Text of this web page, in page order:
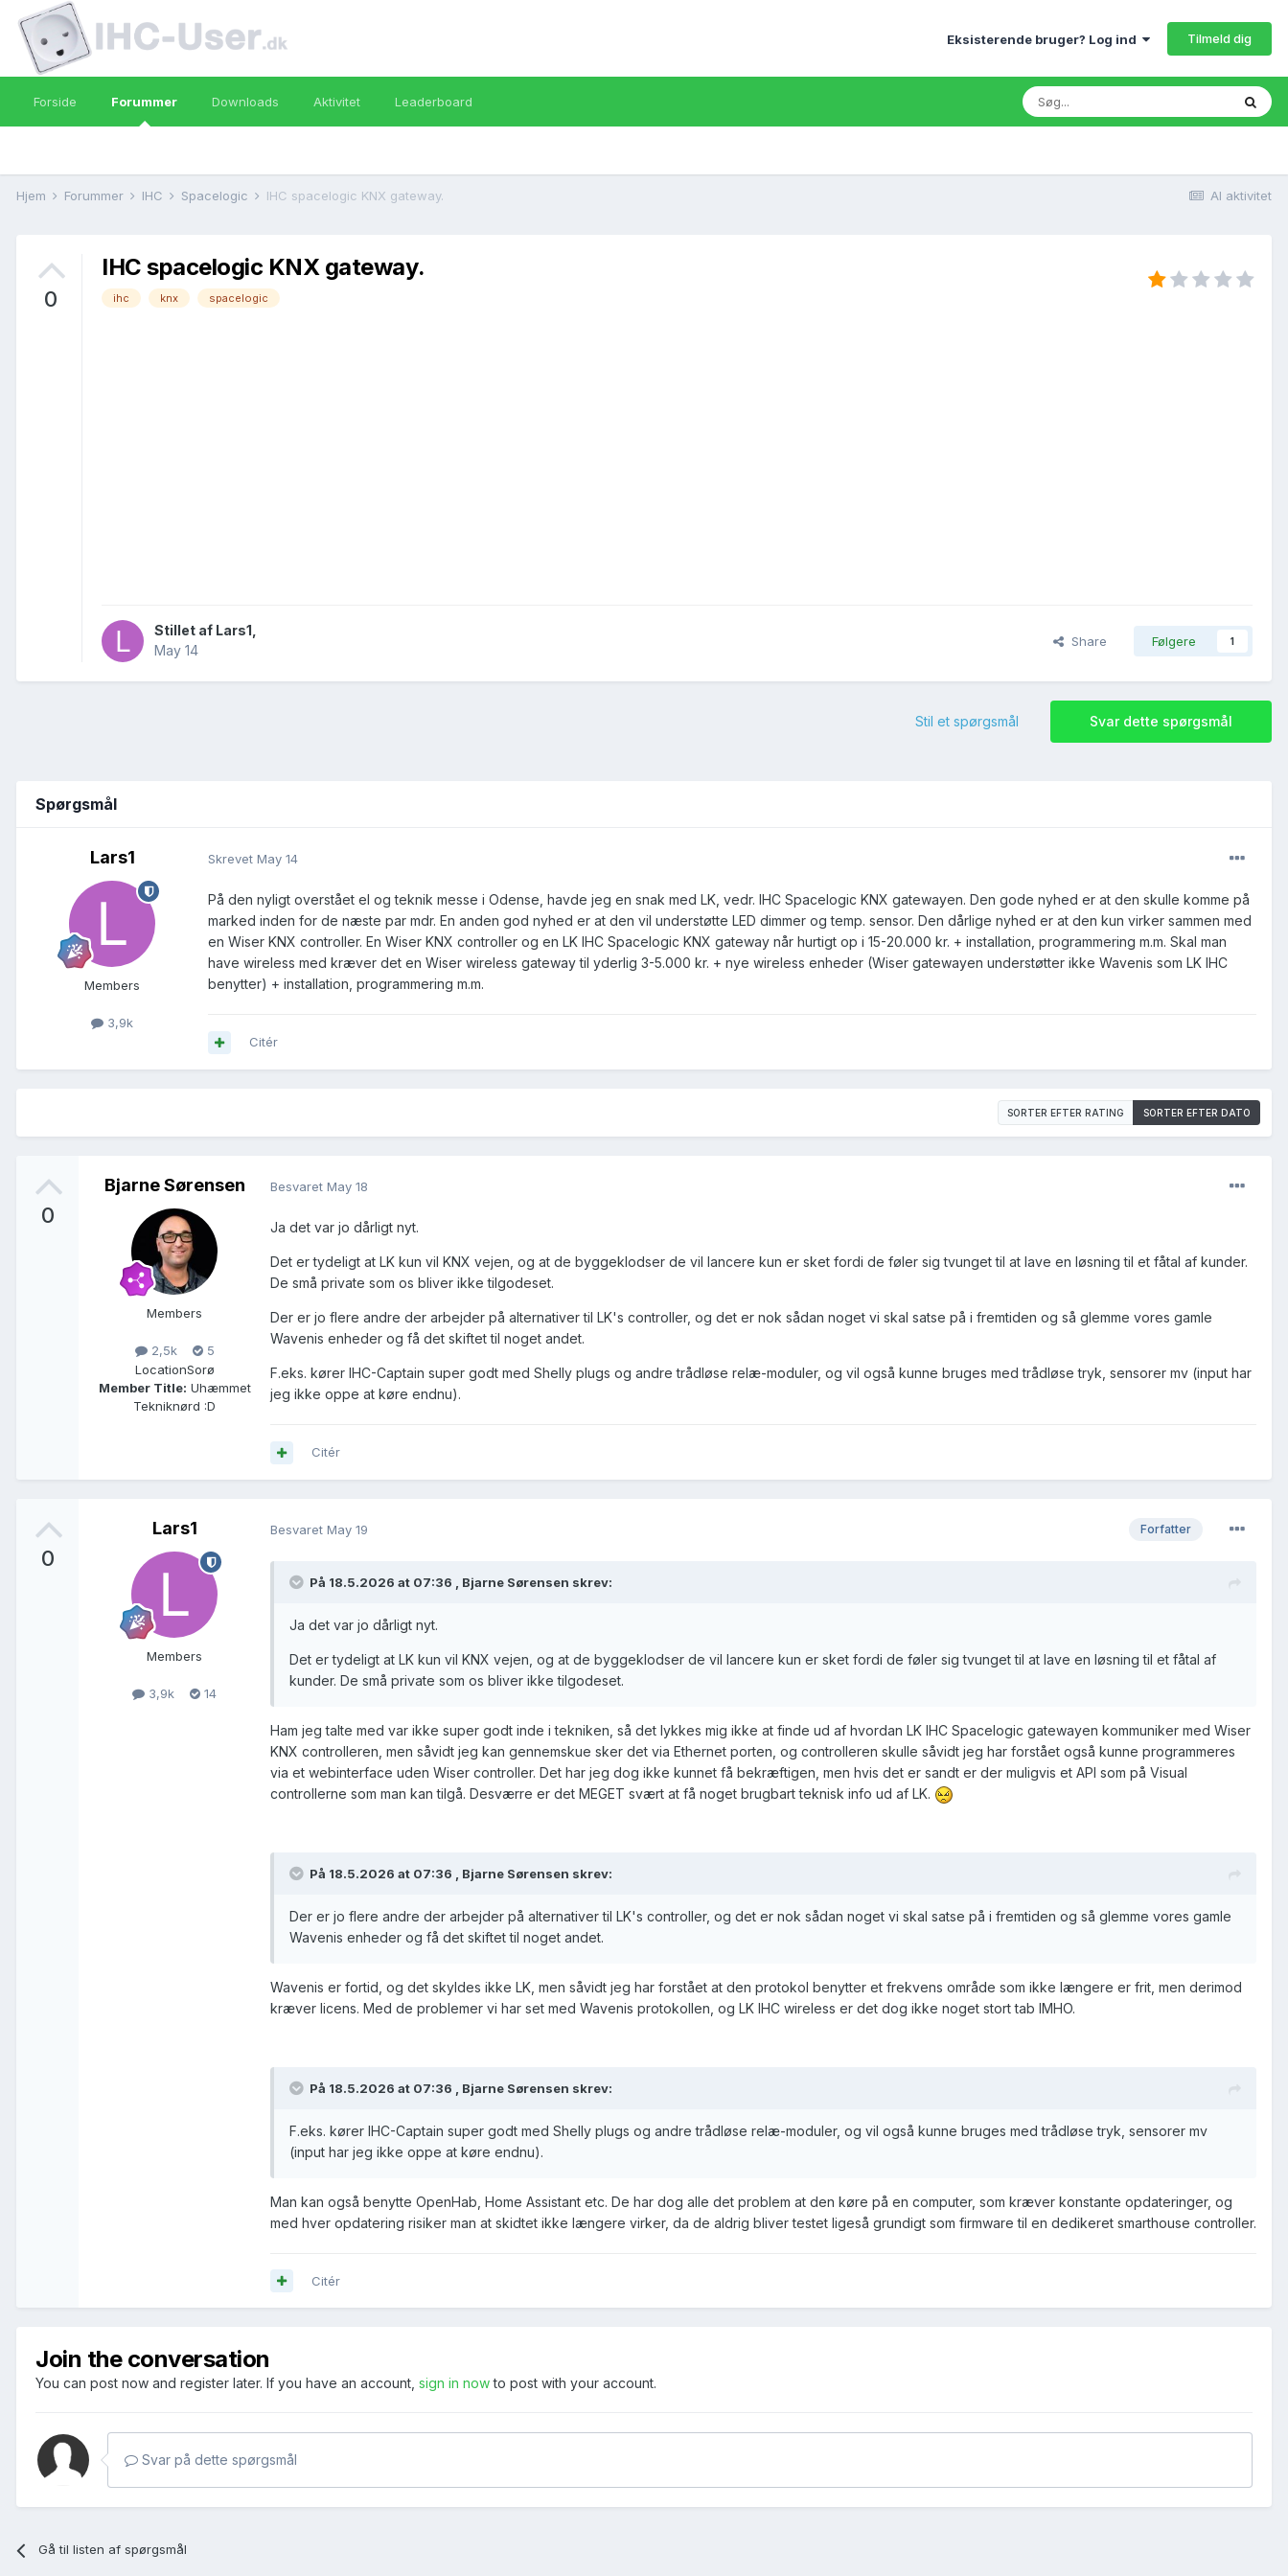
Eksisterende bruger? Log ind Tilmeld dig
Forside Forummer Downloads Aktivitet Leaderboard
Al aktivitet
Hjem Forummer IHC Spacelogic IHC spacelogic KNX gateway.
0
IHC spacelogic KNX gateway.
ihc knx spacelogic
Stillet af Lars1
May 14
Share Følgere 1
Svar dette spørgsmål
Stil et spørgsmål
Spørgsmål
Lars1
Members
3,9k
Skrevet May 14
På den nyligt overstået el og teknik messe i Odense, havde jeg en snak med LK, vedr. IHC Spacelogic KNX gatewayen. Den gode nyhed er at den skulle komme på
marked inden for de næste par mdr. En anden god nyhed er at den vil understøtte LED dimmer og temp. sensor. Den dårlige nyhed er at den kun virker sammen med
en Wiser KNX controller. En Wiser KNX controller og en LK IHC Spacelogic KNX gateway når hurtigt op i 15-20.000 kr. + installation, programmering m.m. Skal man
have wireless med kræver det en Wiser wireless gateway til yderlig 3-5.000 kr. + nye wireless enheder (Wiser gatewayen understøtter ikke Wavenis som LK IHC
benytter) + installation, programmering m.m.
Citér
SORTER EFTER RATING SORTER EFTER DATO
0
Bjarne Sørensen
Members
2,5k
5
LocationSorø
Member Title: Uhæmmet
Tekniknørd :D
Besvaret May 18
Ja det var jo dårligt nyt.
Det er tydeligt at LK kun vil KNX vejen, og at de byggeklodser de vil lancere kun er sket fordi de føler sig tvunget til at lave en løsning til et fåtal af kunder.
De små private som os bliver ikke tilgodeset.
Der er jo flere andre der arbejder på alternativer til LK's controller, og det er nok sådan noget vi skal satse på i fremtiden og så glemme vores gamle
Wavenis enheder og få det skiftet til noget andet.
F.eks. kører IHC-Captain super godt med Shelly plugs og andre trådløse relæ-moduler, og vil også kunne bruges med trådløse tryk, sensorer mv (input har
jeg ikke oppe at køre endnu).
Citér
0
Lars1
Members
3,9k 14
Forfatter
Besvaret May 19
På 18.5.2026 at 07:36 , Bjarne Sørensen skrev:
Ja det var jo dårligt nyt.
Det er tydeligt at LK kun vil KNX vejen, og at de byggeklodser de vil lancere kun er sket fordi de føler sig tvunget til at lave en løsning til et fåtal af
kunder. De små private som os bliver ikke tilgodeset.
Ham jeg talte med var ikke super godt inde i tekniken, så det lykkes mig ikke at finde ud af hvordan LK IHC Spacelogic gatewayen kommuniker med Wiser
KNX controlleren, men såvidt jeg kan gennemskue sker det via Ethernet porten, og controlleren skulle såvidt jeg har forstået også kunne programmeres
via et webinterface uden Wiser controller. Det har jeg dog ikke kunnet få bekræftigen, men hvis det er sandt er der muligvis et API som på Visual
controllerne som man kan tilgå. Desværre er det MEGET svært at få noget brugbart teknisk info ud af LK.
På 18.5.2026 at 07:36 , Bjarne Sørensen skrev:
Der er jo flere andre der arbejder på alternativer til LK's controller, og det er nok sådan noget vi skal satse på i fremtiden og så glemme vores gamle
Wavenis enheder og få det skiftet til noget andet.
Wavenis er fortid, og det skyldes ikke LK, men såvidt jeg har forstået at den protokol benytter et frekvens område som ikke længere er frit, men derimod
kræver licens. Med de problemer vi har set med Wavenis protokollen, og LK IHC wireless er det dog ikke noget stort tab IMHO.
På 18.5.2026 at 07:36 , Bjarne Sørensen skrev:
F.eks. kører IHC-Captain super godt med Shelly plugs og andre trådløse relæ-moduler, og vil også kunne bruges med trådløse tryk, sensorer mv
(input har jeg ikke oppe at køre endnu).
Man kan også benytte OpenHab, Home Assistant etc. De har dog alle det problem at den køre på en computer, som kræver konstante opdateringer, og
med hver opdatering risiker man at skidtet ikke længere virker, da de aldrig bliver testet ligeså grundigt som firmware til en dedikeret smarthouse controller.
Citér
Join the conversation
You can post now and register later. If you have an account, sign in nowto post with your account.
Svar på dette spørgsmål
Gå til listen af spørgsmål